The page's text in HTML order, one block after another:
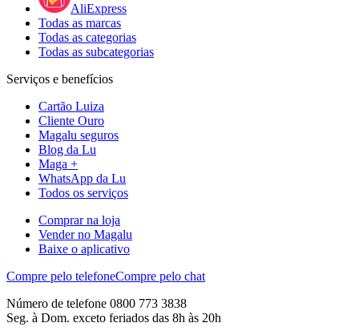
AliExpress
Todas as marcas
Todas as categorias
Todas as subcategorias
Serviços e benefícios
Cartão Luiza
Cliente Ouro
Magalu seguros
Blog da Lu
Maga +
WhatsApp da Lu
Todos os serviços
Comprar na loja
Vender no Magalu
Baixe o aplicativo
Compre pelo telefoneCompre pelo chat
Número de telefone 0800 773 3838
Seg. à Dom. exceto feriados das 8h às 20h